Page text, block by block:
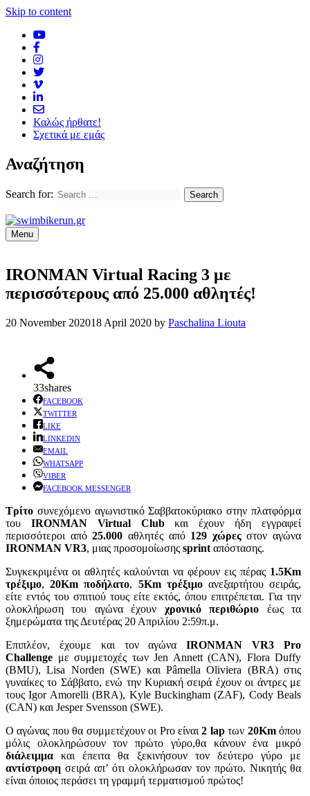
Skip to content
Καλώς ήρθατε!
Σχετικά με εμάς
Αναζήτηση
Search for:
Menu
IRONMAN Virtual Racing 3 με
περισσότερους από 25.000 αθλητές!
20 November 202018 April 2020 by Paschalina Liouta
33shares
FACEBOOK
TWITTER
LIKE
LINKEDIN
EMAIL
WHATSAPP
VIBER
FACEBOOK MESSENGER
Τρίτο συνεχόμενο αγωνιστικό Σαββατοκύριακο στην πλατφόρμα
του IRONMAN Virtual Clubκαι έχουν ήδη εγγραφεί
περισσότεροι από25.000 αθλητές από 129 χώρεςστον αγώνα
IRONMAN VR3, μιας προσομοίωσης sprint απόστασης.
Συγκεκριμένα οι αθλητές καλούνται να φέρουν εις πέρας 1.5Km
τρέξιμο,20Km ποδήλατο, 5Km τρέξιμοανεξαρτήτου σειράς,
είτε εντός του σπιτιού τους είτε εκτός, όπου επιτρέπεται. Για την
ολοκλήρωση του αγώνα έχουν χρονικό περιθώριο έως τα
ξημερώματα της Δευτέρας 20 Απριλίου 2:59π.μ.
Επιπλέον, έχουμε και τον αγώναIRONMAN VR3 Pro
Challenge με συμμετοχές των Jen Annett (CAN), Flora Duffy
(BMU), Lisa Norden (SWE) και Pâmella Oliviera (BRA) στις
γυναίκες το Σάββατο, ενώ την Κυριακή σειρά έχουν οι άντρες με
τους Igor Amorelli (BRA), Kyle Buckingham (ZAF), Cody Beals
(CAN) και Jesper Svensson (SWE).
Ο αγώνας που θα συμμετέχουν οι Pro είναι2 lapτων 20Kmόπου
μόλις ολοκληρώσουν τον πρώτο γύρο,θα κάνουν ένα μικρό
διάλειμμα και έπειτα θα ξεκινήσουν τον δεύτερο γύρο με
αντίστροφη σειρά απ’ ότι ολοκλήρωσαν τον πρώτο. Νικητής θα
είναι όποιος περάσει τη γραμμή τερματισμού πρώτος!